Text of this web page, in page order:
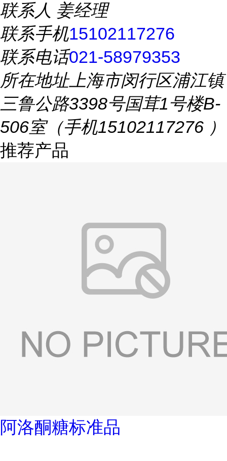
联系人 姜经理
联系手机15102117276
联系电话021-58979353
所在地址上海市闵行区浦江镇
三鲁公路3398号国茸1号楼B-
506室（手机15102117276 ）
推荐产品
阿洛酮糖标准品